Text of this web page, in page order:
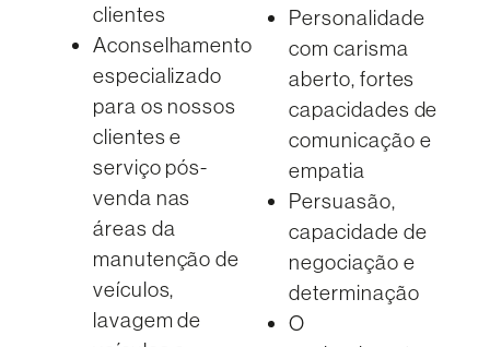
clientes
Aconselhamento
especializado
para os nossos
clientes e
serviço pós-
venda nas
áreas da
manutenção de
veículos,
lavagem de
Personalidade
com carisma
aberto, fortes
capacidades de
comunicação e
empatia
Persuasão,
capacidade de
negociação e
determinação
O